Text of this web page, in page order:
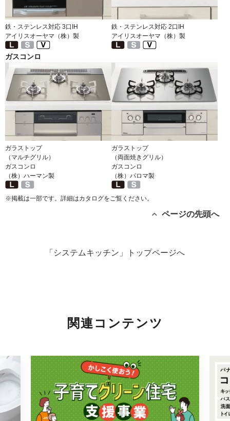
鉄・ステンレス対応 3口IH
アイリスオーヤマ（株）製
鉄・ステンレス対応 2口IH
アイリスオーヤマ（株）製
ガスコンロ
ガラストップ
（マルチグリル）
ガスコンロ
（株）ハーマン製
ガラストップ
（両面焼きグリル）
ガスコンロ
（株）パロマ製
※掲載は一部です。詳細はカタログをご覧ください。
ページの先頭へ
「システムキッチン」トップページへ
関連コンテンツ